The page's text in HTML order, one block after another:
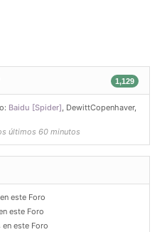
1,129
Baidu [Spider], DewittCopenhaver,
últimos 60 minutos
este Foro
este Foro
este Foro